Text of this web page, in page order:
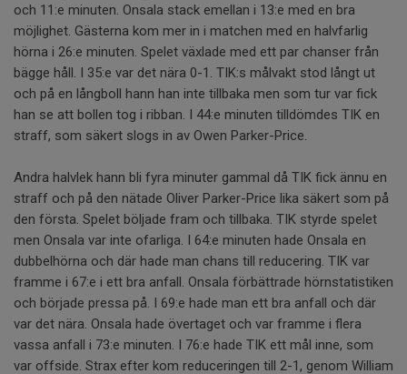
och 11:e minuten. Onsala stack emellan i 13:e med en bra
möjlighet. Gästerna kom mer in i matchen med en halvfarlig
hörna i 26:e minuten. Spelet växlade med ett par chanser från
bägge håll. I 35:e var det nära 0-1. TIK:s målvakt stod långt ut
och på en långboll hann han inte tillbaka men som tur var fick
han se att bollen tog i ribban. I 44:e minuten tilldömdes TIK en
straff, som säkert slogs in av Owen Parker-Price.
Andra halvlek hann bli fyra minuter gammal då TIK fick ännu en
straff och på den nätade Oliver Parker-Price lika säkert som på
den första. Spelet böljade fram och tillbaka. TIK styrde spelet
men Onsala var inte ofarliga. I 64:e minuten hade Onsala en
dubbelhörna och där hade man chans till reducering. TIK var
framme i 67:e i ett bra anfall. Onsala förbättrade hörnstatistiken
och började pressa på. I 69:e hade man ett bra anfall och där
var det nära. Onsala hade övertaget och var framme i flera
vassa anfall i 73:e minuten. I 76:e hade TIK ett mål inne, som
var offside. Strax efter kom reduceringen till 2-1, genom William